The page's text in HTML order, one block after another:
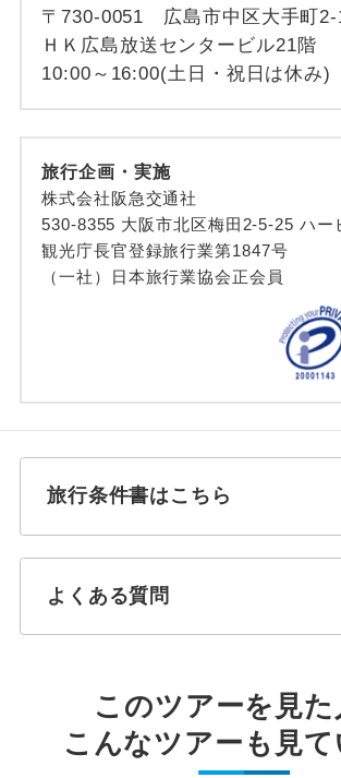
〒730-0051 広島市中区大手町
ＨＫ広島放送センタービル21階
10:00～16:00(土日・祝日は休み)
旅行企画・実施
株式会社阪急交通社
530-8355 大阪市北区梅田2-5-25 ハー
観光庁長官登録旅行業第1847号
（一社）日本旅行業協会正会員
旅行条件書はこちら
よくある質問
このツアーを見た
こんなツアーも見